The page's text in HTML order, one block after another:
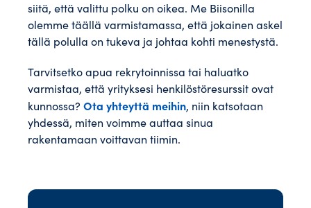
siitä, että valittu polku on oikea. Me Biisonilla
olemme täällä varmistamassa, että jokainen askel
tällä polulla on tukeva ja johtaa kohti menestystä.
Tarvitsetko apua rekrytoinnissa tai haluatko
varmistaa, että yrityksesi henkilöstöresurssit ovat
kunnossa? Ota yhteyttä meihin, niin katsotaan
yhdessä, miten voimme auttaa sinua
rakentamaan voittavan tiimin.